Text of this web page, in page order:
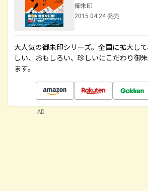
御朱印
2015.04.24 発売
大人気の御朱印シリーズ。全国に拡大し
しい、おもしろい、珍しいにこだわり御
ます。
AD